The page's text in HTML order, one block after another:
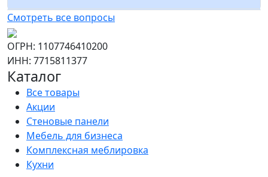
Смотреть все вопросы
ОГРН: 1107746410200
ИНН: 7715811377
Каталог
Все товары
Акции
Стеновые панели
Мебель для бизнеса
Комплексная меблировка
Кухни